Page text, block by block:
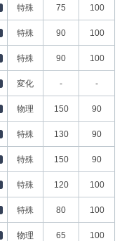
特殊 75 100
特殊 90 100
特殊 90 100
変化 - -
物理 150 90
特殊 130 90
特殊 150 90
特殊 120 100
特殊 80 100
物理 65 100